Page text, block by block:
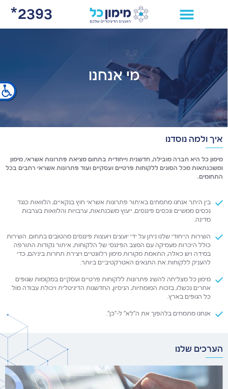
2393*
מי אנחנו
איך ולמה נוסדנו
מימון כל היא חברה מובילה, חדשנית וייחודית בתחום מציאת פתרונות אשראי, מימון
ומשכנתאות מכל הסוגים ללקוחות פרטיים ועסקיים ועוד פתרונות אשראי רחבים בכל
התחומים.
בין היתר אנחנו מתמחים באיתור פתרונות אשראי חוץ בנקאיים, הלוואות כנגד
נכסים ממשיים ונכסים פיננסים, ייעוץ משכנתאות, ערבויות והלוואות בערבות
מדינה.
השירות הייחודי שלנו ניתן על ידי יועצים ויועצות פיננסים מהטובים בתחום. השירות
כולל היכרות מעמיקה עם המצב הפיננסי של הלקוחות, איתור נקודות התורפה
במידה ויש כאלה, התאמת מקורות מימון רלוונטיים ויצירת תחרות ביניהם, כדי
להעניק ללקוחות את התנאים האטרקטיביים ביותר.
מימון כל מצליחה להשיג פתרונות ללקוחות פרטיים ועסקיים במקומות שגופים
אחרים נכשלו, בזכות המומחיות, הניסיון, החדשנות הדיגיטלית ויכולת עבודה מול
כל הגופים בארץ.
אנחנו מתמחים בלהפוך את ה"לא" ל-"כן".
הערכים שלנו
×